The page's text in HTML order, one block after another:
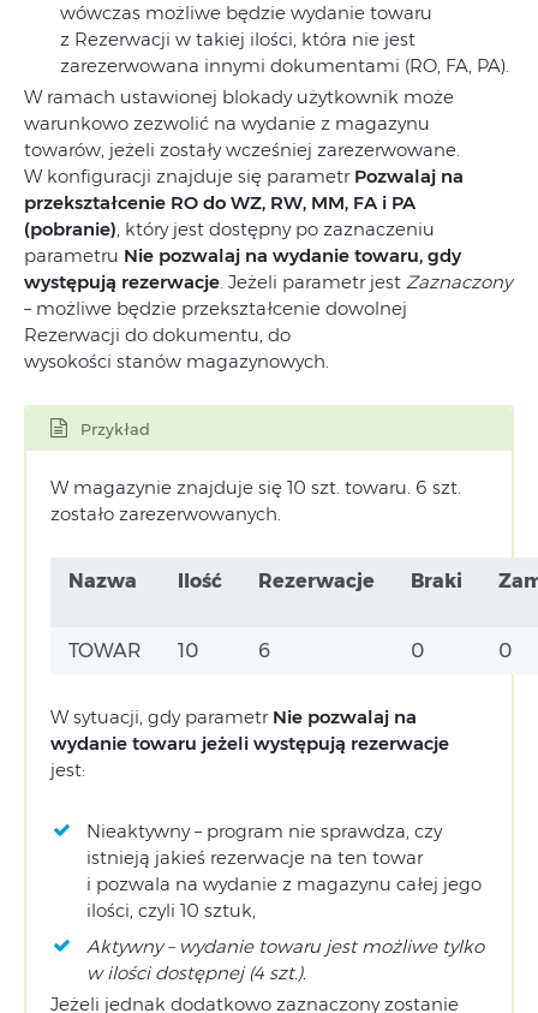
wówczas możliwe będzie wydanie towaru
z Rezerwacji w takiej ilości, która nie jest
zarezerwowana innymi dokumentami (RO, FA, PA).
W ramach ustawionej blokady użytkownik może
warunkowo zezwolić na wydanie z magazynu
towarów, jeżeli zostały wcześniej zarezerwowane.
W konfiguracji znajduje się parametr Pozwalaj na
przekształcenie RO do WZ, RW, MM, FA i PA
(pobranie), który jest dostępny po zaznaczeniu
parametru Nie pozwalaj na wydanie towaru, gdy
występują rezerwacje. Jeżeli parametr jest Zaznaczony
– możliwe będzie przekształcenie dowolnej
Rezerwacji do dokumentu, do
wysokości stanów magazynowych.
Przykład
W magazynie znajduje się 10 szt. towaru. 6 szt.
zostało zarezerwowanych.
Nazwa Ilość Rezerwacje Braki
TOWAR 10 6 0 0
W sytuacji, gdy parametr Nie pozwalaj na
wydanie towaru jeżeli występują rezerwacje
jest:
Nieaktywny – program nie sprawdza, czy
istnieją jakieś rezerwacje na ten towar
i pozwala na wydanie z magazynu całej jego
ilości, czyli 10 sztuk,
Aktywny – wydanie towaru jest możliwe tylko
w ilości dostępnej (4 szt.).
Jeżeli jednak dodatkowo zaznaczony zostanie